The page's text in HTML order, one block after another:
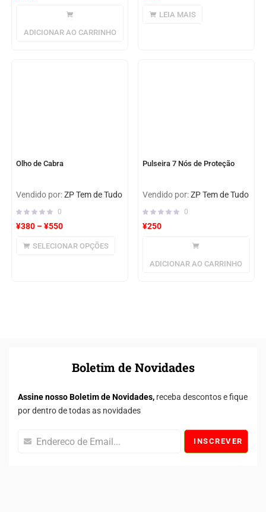
ADICIONAR AO CARRINHO
LEIA MAIS
Olho de Cabra
Vendido por:ZP Tem de Tudo
0
¥380 – ¥550
SELECIONAR OPÇÕES
Pulseira 7 Nós de Proteção
Vendido por:ZP Tem de Tudo
0
¥250
ADICIONAR AO CARRINHO
Boletim de Novidades
Assine nosso Boletim de Novidades, receba descontos e fique
por dentro de todas as novidades
INSCREVER